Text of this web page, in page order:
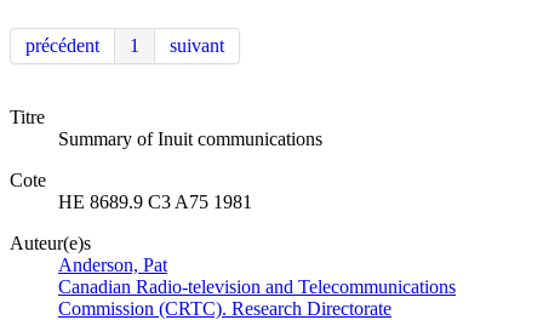
précédent 1 suivant
Titre
Summary of Inuit communications
Cote
HE 8689.9 C3 A75 1981
Auteur(e)s
Anderson, Pat
Canadian Radio-television and Telecommunications
Commission (CRTC). Research Directorate